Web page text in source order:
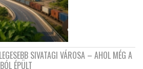
SIVATAGI VÁROSA – AHOL MÉG A
ÉPÜLT